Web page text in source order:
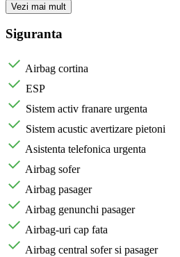
Vezi mai mult
Siguranta
Airbag cortina
ESP
Sistem activ franare urgenta
Sistem acustic avertizare pietoni
Asistenta telefonica urgenta
Airbag sofer
Airbag pasager
Airbag genunchi pasager
Airbag-uri cap fata
Airbag central sofer si pasager